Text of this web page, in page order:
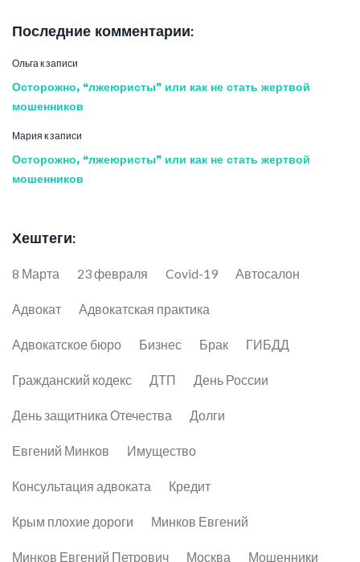
Последние комментарии:
Ольга к записи
Осторожно, “лжеюристы” или как не стать жертвой
мошенников
Мария к записи
Осторожно, “лжеюристы” или как не стать жертвой
мошенников
Хештеги:
8 Марта 23 февраля Covid-19 Автосалон
Адвокат Адвокатская практика
Адвокатское бюро Бизнес Брак ГИБДД
Гражданский кодекс ДТП День России
День защитника Отечества Долги
Евгений Минков Имущество
Консультация адвоката Кредит
Крым плохие дороги Минков Евгений
Минков Евгений Петрович Москва Мошенники